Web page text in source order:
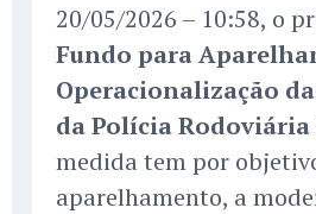
20/05/2026 – 10:58, o
Fundo para
Operacionalização
da Polícia Rodoviária
medida tem por
aparelhamento, a